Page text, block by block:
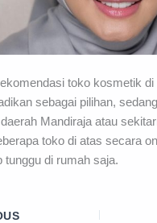
toko kosmetik di
sebagai pilihan,
Mandiraja atau
toko di atas secara
tunggu di rumah saja.